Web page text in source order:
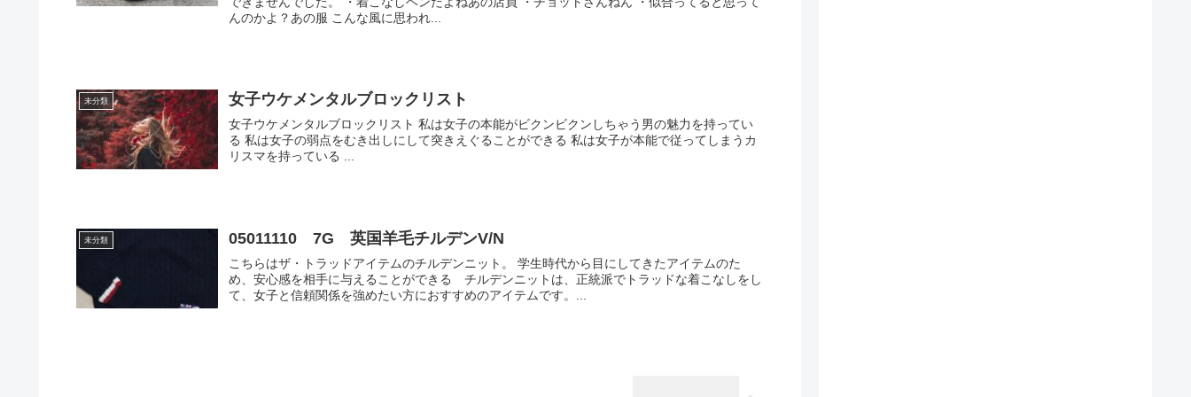
んのかよ？あの服 こんな風に思われ...
未分類 女子ウケメンタルブロックリスト
女子ウケメンタルブロックリスト 私は女子の本能がビクンビクンしちゃう男の魅力を持ってい
る 私は女子の弱点をむき出しにして突きえぐることができる 私は女子が本能で従ってしまうカ
リスマを持っている ...
未分類 05011110 7G 英国羊毛チルデンV/N
こちらはザ・トラッドアイテムのチルデンニット。 学生時代から目にしてきたアイテムのた
め、安心感を相手に与えることができる チルデンニットは、正統派でトラッドな着こなしをし
て、女子と信頼関係を強めたい方におすすめのアイテムです。...